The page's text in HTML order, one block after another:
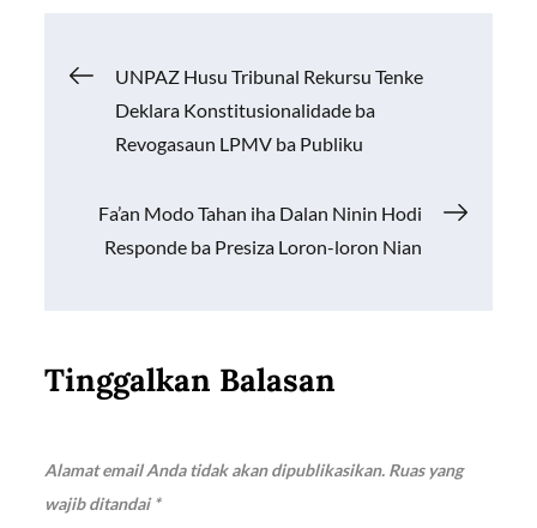
o
p
p
n
k
Navigasi
pos
UNPAZ Husu Tribunal Rekursu Tenke
Deklara Konstitusionalidade ba
Revogasaun LPMV ba Publiku
Fa’an Modo Tahan iha Dalan Ninin Hodi
Responde ba Presiza Loron-loron Nian
Tinggalkan Balasan
Alamat email Anda tidak akan dipublikasikan. Ruas yang
wajib ditandai*